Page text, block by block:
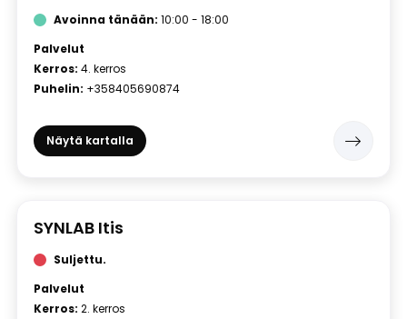
Avoinna tänään: 10:00 - 18:00
Palvelut
Kerros: 4. kerros
Puhelin: +358405690874
Näytä kartalla
SYNLAB Itis
Suljettu.
Palvelut
Kerros: 2. kerros